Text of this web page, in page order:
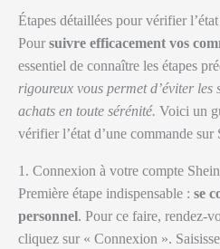
Étapes détaillées pour vérifier
Pour suivre efficacement vos
essentiel de connaître les étapes
rigoureux vous permet d’éviter les
achats en toute sérénité. Voici un
vérifier l’état d’une commande sur
1. Connexion à votre compte Shein
Première étape indispensable : se
personnel. Pour ce faire, rendez-
cliquez sur « Connexion ».